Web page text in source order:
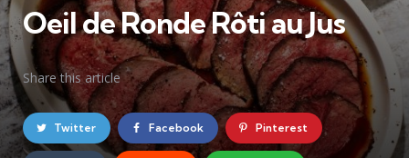
Oeil de Ronde Rôti au Jus
Share this article
Twitter Facebook Pinterest